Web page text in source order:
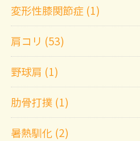
変形性膝関節症 (1)
肩コリ (53)
野球肩 (1)
肋骨打撲 (1)
暑熱馴化 (2)